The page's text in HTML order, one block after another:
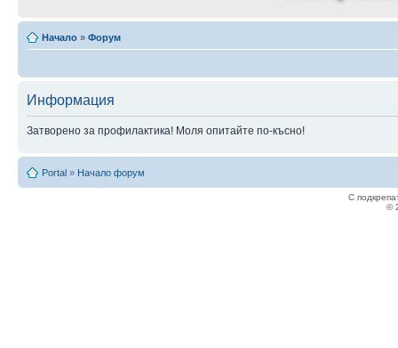
Начало » Форум
Информация
Затворено за профилактика! Моля опитайте по-късно!
Portal » Начало форум
С
©